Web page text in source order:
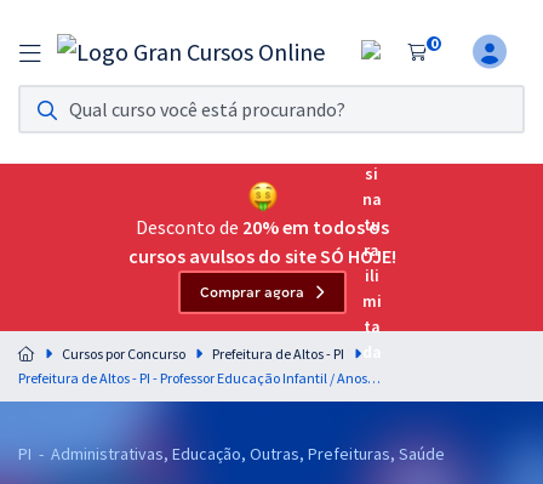
0
Assinatura Ilimitada 11
Acesso a todos os cursos. Teste grátis por 7 dias!
Assinatura OAB Até Passar
Acesso ilimitado a toda preparação para o Exame da
Residências Multiprofissionais
Preparação completa e intensiva para as principais
residências em saúde do Brasil
Desconto de 20% em todos os
cursos avulsos do site SÓ HOJE!
Comprar agora
Cursos por Concurso
Prefeitura de Altos - PI
Prefeitura de Altos - PI - Professor Educação Infantil / Anos Iniciais (Pós-Edital)
PI - Administrativas, Educação, Outras, Prefeituras, Saúde